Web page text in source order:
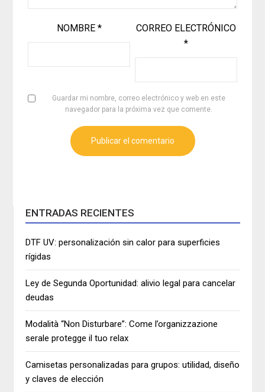
NOMBRE *
CORREO ELECTRÓNICO
*
Guardar mi nombre, correo electrónico y web en este
navegador para la próxima vez que comente.
ENTRADAS RECIENTES
DTF UV: personalización sin calor para superficies
rígidas
Ley de Segunda Oportunidad: alivio legal para cancelar
deudas
Modalità “Non Disturbare”: Come l’organizzazione
serale protegge il tuo relax
Camisetas personalizadas para grupos: utilidad, diseño
y claves de elección